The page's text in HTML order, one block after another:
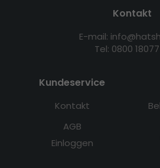
Kontakt
E-mail:
Tel: 0800
Kundeservice
Kontakt
AGB
Einloggen